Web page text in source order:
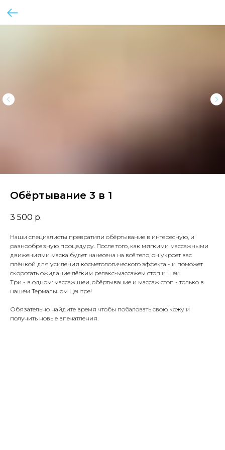
Обёртывание 3 в 1
3 500 р.
Наши специалисты превратили обёртывание в интересную, и
разнообразную процедуру. После того, как мягкими массажными
движениями маска будет нанесена на всё тело, он укроет вас
плёнкой для усиления косметологического эффекта - и поможет
скоротать ожидание лёгким релакс-массажем стоп и шеи.
Три - в одном: массаж шеи, обёртывание и массаж стоп - только в
нашем Термальном Центре!
Обязательно найдите время чтобы побаловать свою кожу и
получить новые впечатления.